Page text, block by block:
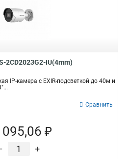
2CD2023G2-IU(4mm)
IP-камера с EXIR-подсветкой до 40м и
Сравнить
095,06 ₽
+